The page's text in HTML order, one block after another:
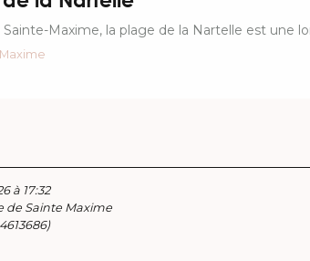
Maxime, la plage de la Nartelle est une
à 17:32
de Sainte Maxime
4613686)